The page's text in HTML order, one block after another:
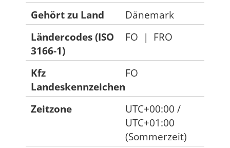
Gehört zu Land
Dänemark
Ländercodes (ISO
3166-1)
FO | FRO
Kfz
Landeskennzeichen
FO
Zeitzone
UTC+00:00 /
UTC+01:00
(Sommerzeit)